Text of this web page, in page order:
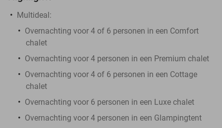
Multideal:
Overnachting voor 4 of 6 personen in een Comfort
chalet
Overnachting voor 4 personen in een Premium chalet
Overnachting voor 4 of 6 personen in een Cottage
chalet
Overnachting voor 6 personen in een Luxe chalet
Overnachting voor 4 personen in een Glampingtent